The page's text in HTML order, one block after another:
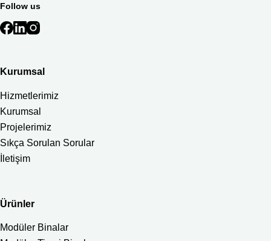
Follow us
Kurumsal
Hizmetlerimiz
Kurumsal
Projelerimiz
Sıkça Sorulan Sorular
İletişim
Ürünler
Modüler Binalar